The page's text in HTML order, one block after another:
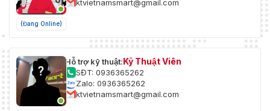
(Đang Online)
ktvietnamsmart@gmail.com
Hỗ trợ kỹ thuật:Kỹ Thuật Viên
SĐT: 0936365262
Zalo: 0936365262
ktvietnamsmart@gmail.com